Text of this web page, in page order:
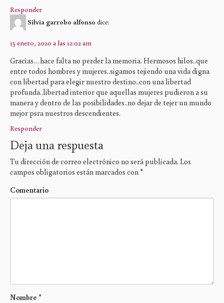
Responder
Silvia garrobo alfonso dice:
15 enero, 2020 a las 12:02 am
Gracias…hace falta no perder la memoria. Hermosos hilos..que
entre todos hombres y mujeres..sigamos tejiendo una vida digna
con libertad para elegir nuestro destino..con una libertad
profunda..libertad interior que aquellas mujeres pudieron a su
manera y dentro de las posibilidades..no dejar de tejer un mundo
mejor psra nuestros descendientes.
Responder
Deja una respuesta
Tu dirección de correo electrónico no será publicada. Los
campos obligatorios están marcados con*
Comentario
Nombre *